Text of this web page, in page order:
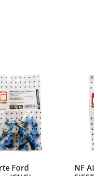
Ford
NF